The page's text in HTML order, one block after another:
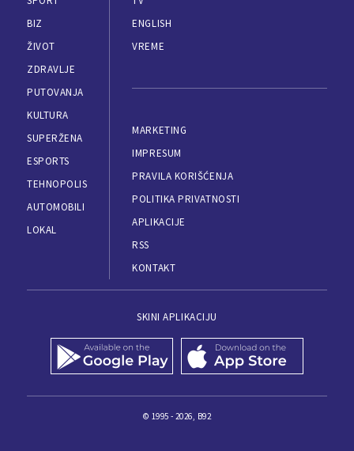
BIZ
ŽIVOT
ZDRAVLJE
PUTOVANJA
KULTURA
SUPERŽENA
ESPORTS
TEHNOPOLIS
AUTOMOBILI
LOKAL
ENGLISH
VREME
MARKETING
IMPRESUM
PRAVILA KORIŠĆENJA
POLITIKA PRIVATNOSTI
APLIKACIJE
RSS
KONTAKT
SKINI APLIKACIJU
© 1995 - 2026, B92